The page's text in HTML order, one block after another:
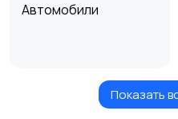
Автомобили
Спецтехника Показать